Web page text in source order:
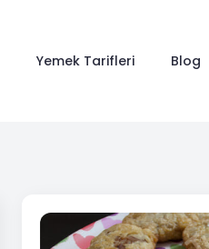
Yemek Tarifleri Blog